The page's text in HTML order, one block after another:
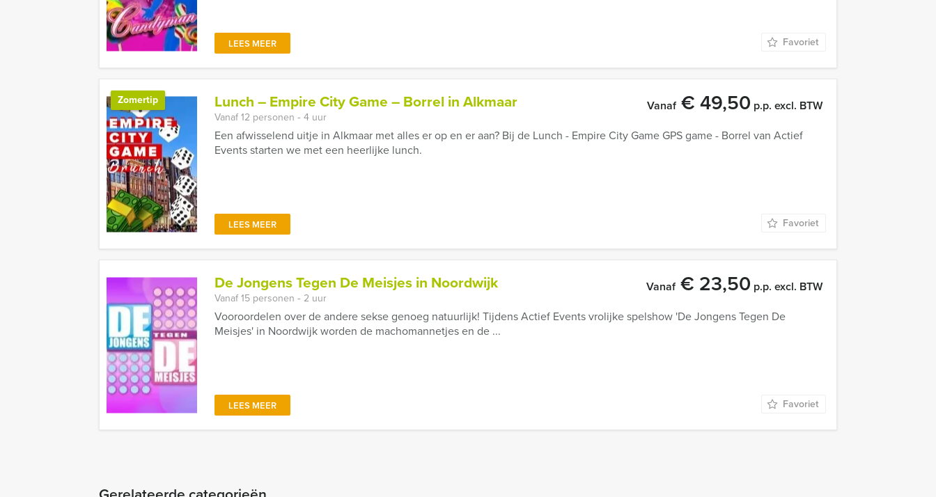
LEES MEER Favoriet
Lunch – Empire City Game – Borrel in Alkmaar
Zomertip Vanaf€ 49,50 p.p. excl. BTW
Vanaf 12 personen ‐ 4 uur
Een afwisselend uitje in Alkmaar met alles er op en er aan? Bij de Lunch - Empire City Game GPS game - Borrel van Actief
Events starten we met een heerlijke lunch.
LEES MEER Favoriet
De Jongens Tegen De Meisjes in Noordwijk Vanaf€ 23,50 p.p. excl. BTW
Vanaf 15 personen ‐ 2 uur
Vooroordelen over de andere sekse genoeg natuurlijk! Tijdens Actief Events vrolijke spelshow 'De Jongens Tegen De
Meisjes' in Noordwijk worden de machomannetjes en de ...
LEES MEER Favoriet